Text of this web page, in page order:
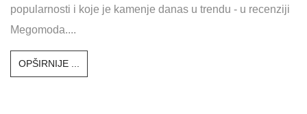
popularnosti i koje je kamenje danas u trendu - u recenziji
Megomoda....
OPŠIRNIJE ...